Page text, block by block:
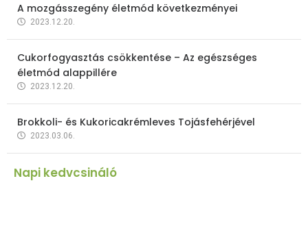
A mozgásszegény életmód következményei
2023.12.20.
Cukorfogyasztás csökkentése – Az egészséges
életmód alappillére
2023.12.20.
Brokkoli- és Kukoricakrémleves Tojásfehérjével
2023.03.06.
Napi kedvcsináló